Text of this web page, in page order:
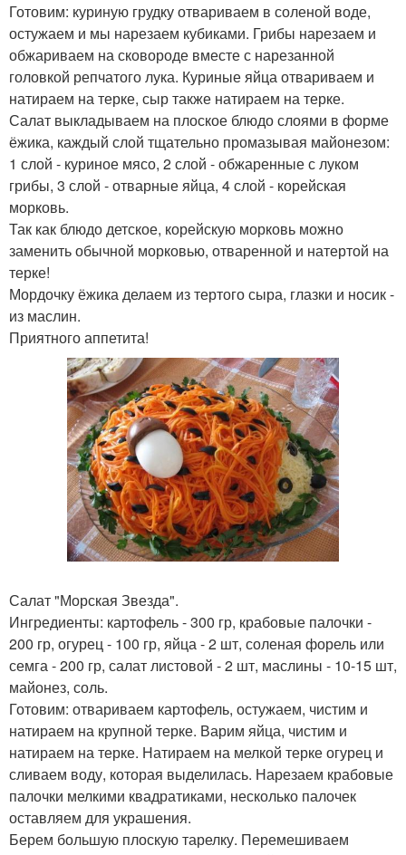
Готовим: куриную грудку отвариваем в соленой воде,
остужаем и мы нарезаем кубиками. Грибы нарезаем и
обжариваем на сковороде вместе с нарезанной
головкой репчатого лука. Куриные яйца отвариваем и
натираем на терке, сыр также натираем на терке.
Салат выкладываем на плоское блюдо слоями в форме
ёжика, каждый слой тщательно промазывая майонезом:
1 слой - куриное мясо, 2 слой - обжаренные с луком
грибы, 3 слой - отварные яйца, 4 слой - корейская
морковь.
Так как блюдо детское, корейскую морковь можно
заменить обычной морковью, отваренной и натертой на
терке!
Мордочку ёжика делаем из тертого сыра, глазки и носик -
из маслин.
Приятного аппетита!
Салат "Морская Звезда".
Ингредиенты: картофель - 300 гр, крабовые палочки -
200 гр, огурец - 100 гр, яйца - 2 шт, соленая форель или
семга - 200 гр, салат листовой - 2 шт, маслины - 10-15 шт,
майонез, соль.
Готовим: отвариваем картофель, остужаем, чистим и
натираем на крупной терке. Варим яйца, чистим и
натираем на терке. Натираем на мелкой терке огурец и
сливаем воду, которая выделилась. Нарезаем крабовые
палочки мелкими квадратиками, несколько палочек
оставляем для украшения.
Берем большую плоскую тарелку. Перемешиваем